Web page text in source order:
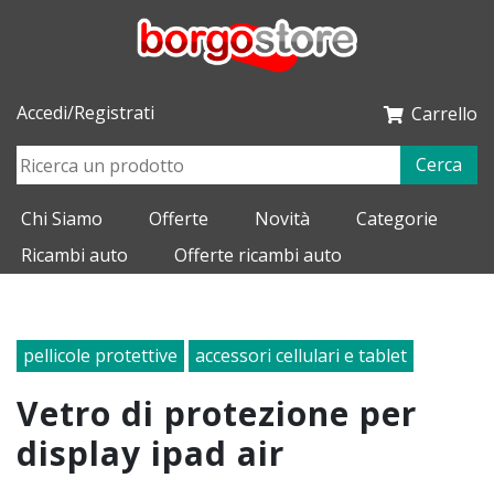
Accedi/Registrati Carrello
Cerca
Chi Siamo Offerte Novità
Categorie
Ricambi auto
Offerte ricambi auto
pellicole protettive accessori cellulari e tablet
vetro di protezione per
display ipad air